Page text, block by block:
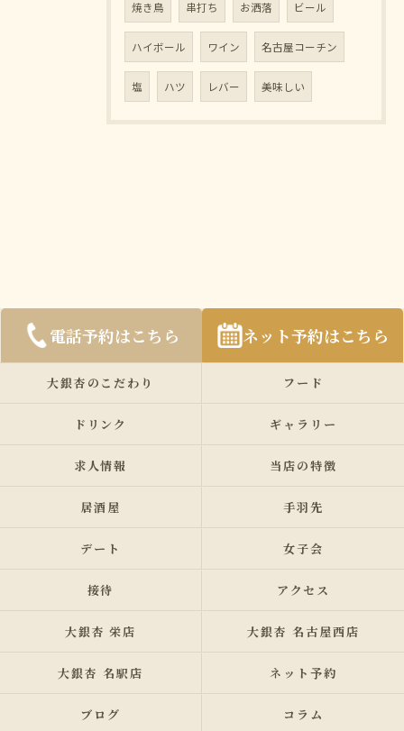
焼き鳥 串打ち お洒落 ビール
ハイボール ワイン 名古屋コーチン
塩 ハツ レバー 美味しい
電話予約はこちら ネット予約はこちら
大銀杏のこだわり フード
ドリンク ギャラリー
求人情報 当店の特徴
居酒屋 手羽先
デート 女子会
接待 アクセス
大銀杏 栄店 大銀杏 名古屋西店
大銀杏 名駅店 ネット予約
ブログ コラム